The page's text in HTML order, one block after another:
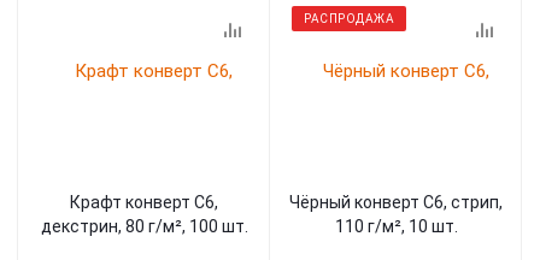
Крафт конверт С6,
декстрин, 80 г/м², 100 шт.
РАСПРОДАЖА
Чёрный конверт С6, стрип,
110 г/м², 10 шт.